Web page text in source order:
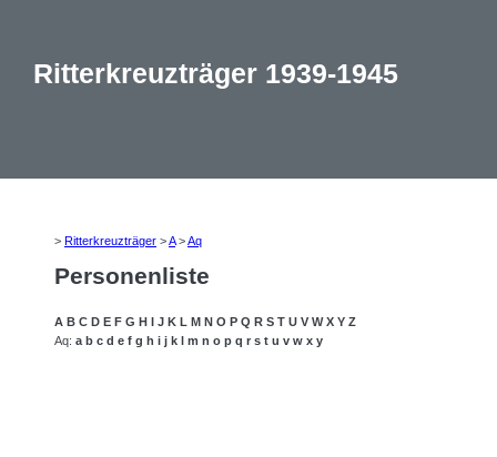
Ritterkreuzträger 1939-1945
> Ritterkreuzträger >A>Aq
Personenliste
A B C D E F G H I J K L M N O P Q R S T U V W X Y Z
Aq: a b c d e f g h i j k l m n o p q r s t u v w x y